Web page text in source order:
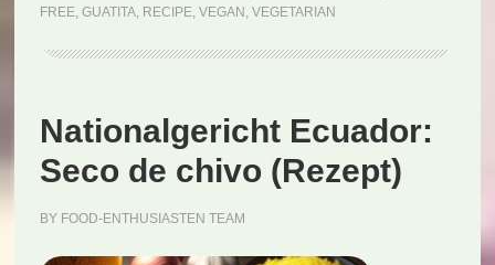
FREE, GUATITA, RECIPE, VEGAN , VEGETARIAN
Nationalgericht Ecuador:
Seco de chivo (Rezept)
BY FOOD-ENTHUSIASTEN TEAM